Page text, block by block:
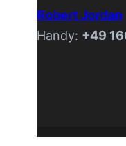
Robert Jordan
Handy: +49